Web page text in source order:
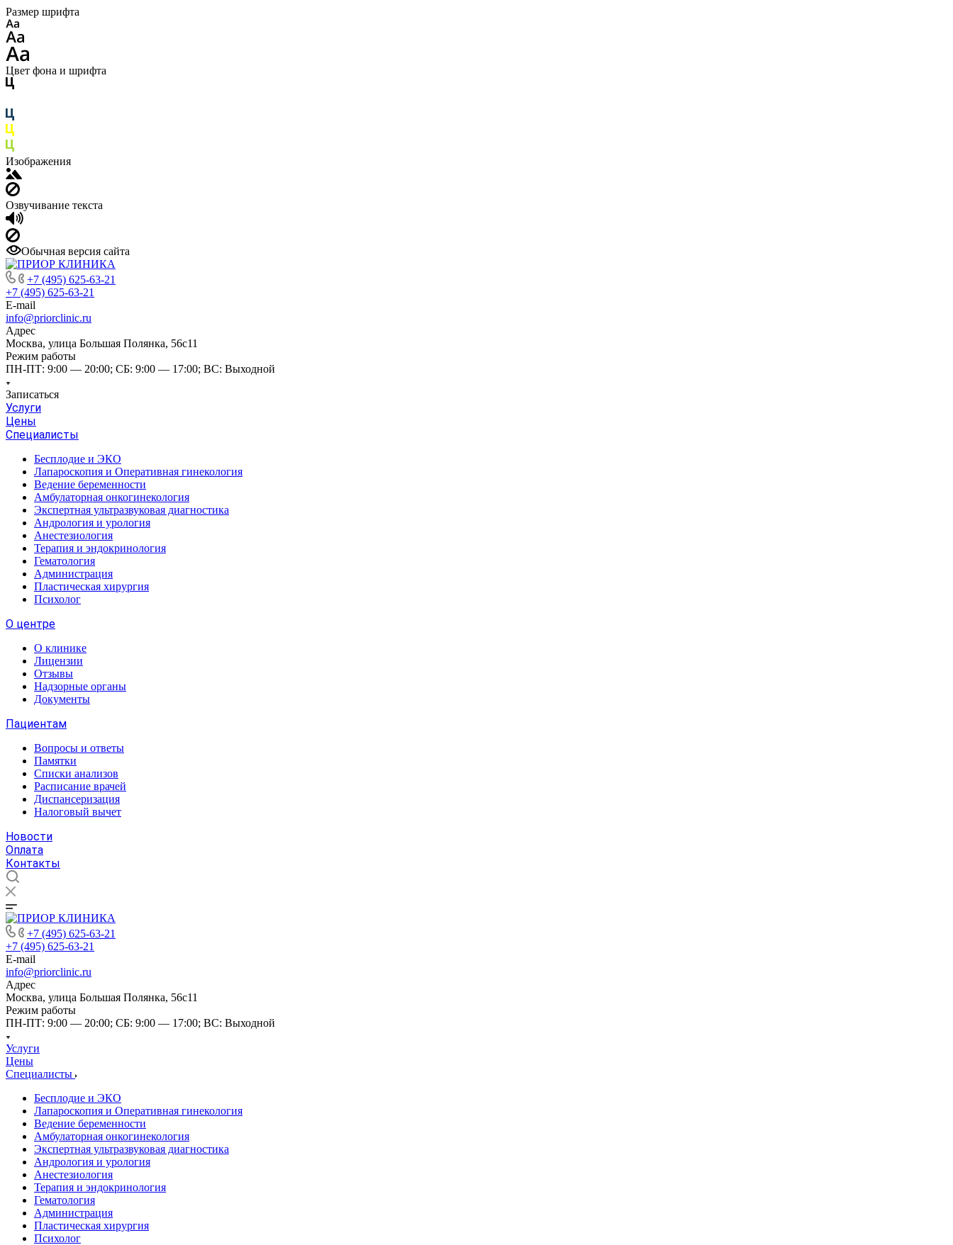
Размер шрифта
Цвет фона и шрифта
Изображения
Озвучивание текста
Обычная версия сайта
+7 (495) 625-63-21
+7 (495) 625-63-21
E-mail
info@priorclinic.ru
Адрес
Москва, улица Большая Полянка, 56с11
Режим работы
ПН-ПТ: 9:00 — 20:00; СБ: 9:00 — 17:00; ВС: Выходной
Записаться
Услуги
Цены
Специалисты
Бесплодие и ЭКО
Лапароскопия и Оперативная гинекология
Ведение беременности
Амбулаторная онкогинекология
Экспертная ультразвуковая диагностика
Андрология и урология
Анестезиология
Терапия и эндокринология
Гематология
Администрация
Пластическая хирургия
Психолог
О центре
О клинике
Лицензии
Отзывы
Надзорные органы
Документы
Пациентам
Вопросы и ответы
Памятки
Списки анализов
Расписание врачей
Диспансеризация
Налоговый вычет
Новости
Оплата
Контакты
+7 (495) 625-63-21
+7 (495) 625-63-21
E-mail
info@priorclinic.ru
Адрес
Москва, улица Большая Полянка, 56с11
Режим работы
ПН-ПТ: 9:00 — 20:00; СБ: 9:00 — 17:00; ВС: Выходной
Услуги
Цены
Специалисты
Бесплодие и ЭКО
Лапароскопия и Оперативная гинекология
Ведение беременности
Амбулаторная онкогинекология
Экспертная ультразвуковая диагностика
Андрология и урология
Анестезиология
Терапия и эндокринология
Гематология
Администрация
Пластическая хирургия
Психолог